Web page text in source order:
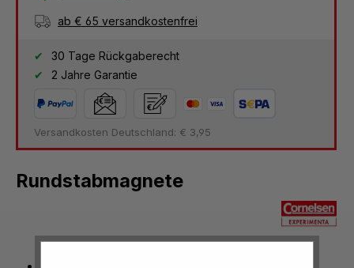
ab € 65 versandkostenfrei
30 Tage Rückgaberecht
2 Jahre Garantie
Versandkosten Deutschland: € 3,95
Rundstabmagnete